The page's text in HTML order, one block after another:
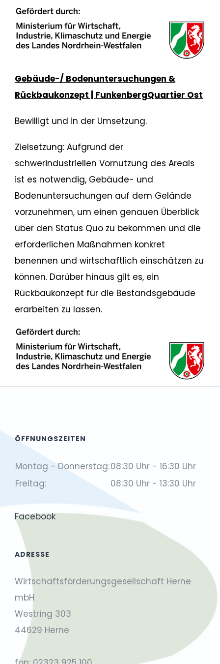
Gebäude-/ Bodenuntersuchungen &
Rückbaukonzept | FunkenbergQuartier Ost
Bewilligt und in der Umsetzung.
Zielsetzung: Aufgrund der
schwerindustriellen Vornutzung des Areals
ist es notwendig, Gebäude- und
Bodenuntersuchungen auf dem Gelände
vorzunehmen, um einen genauen Überblick
über den Status Quo zu bekommen und die
erforderlichen Maßnahmen konkret
benennen und wirtschaftlich einschätzen zu
können. Darüber hinaus gilt es, ein
Rückbaukonzept für die Bestandsgebäude
erarbeiten zu lassen.
ÖFFNUNGSZEITEN
Montag - Donnerstag:08:30 Uhr - 16:30 Uhr
Freitag:
08:30 Uhr - 13:30 Uhr
Facebook
ADRESSE
Wirtschaftsförderungsgesellschaft Herne
mbH
Westring 303
44629 Herne